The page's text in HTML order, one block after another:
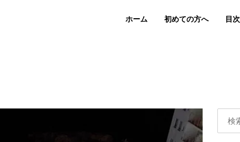
ホーム 初めての方へ 目次